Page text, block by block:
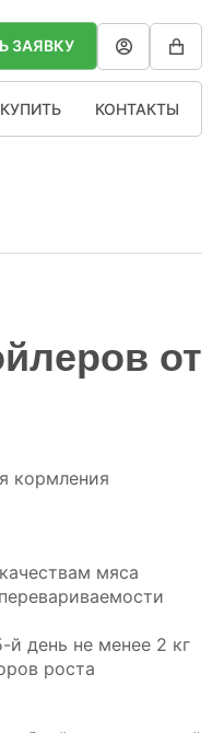
ЗАЯВКУ
КОНТАКТЫ
от
кормления
мяса
й день не менее 2 кг
роста